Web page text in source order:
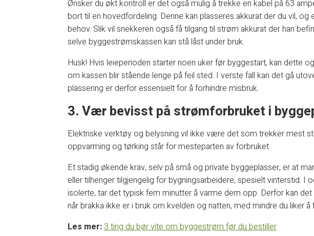
Ønsker du økt kontroll er det også mulig å trekke en kabel på 63
bort til en hovedfordeling. Denne kan plasseres akkurat der du vil, og
behov. Slik vil snekkeren også få tilgang til strøm akkurat der han
selve byggestrømskassen kan stå låst under bruk.
Husk! Hvis leieperioden starter noen uker før byggestart, kan dette
om kassen blir stående lenge på feil sted. I verste fall kan det gå
plassering er derfor essensielt for å forhindre misbruk.
3. Vær bevisst på strømforbruket i
Elektriske verktøy og belysning vil ikke være det som trekker mest
oppvarming og tørking står for mesteparten av forbruket.
Et stadig økende krav, selv på små og private byggeplasser, er at
eller tilhenger tilgjengelig for bygningsarbeidere, spesielt vinterstid. I
isolerte, tar det typisk fem minutter å varme dem opp. Derfor kan
når brakka ikke er i bruk om kvelden og natten, med mindre du liker å
Les mer:3 ting du bør vite om byggestrøm før du bestiller